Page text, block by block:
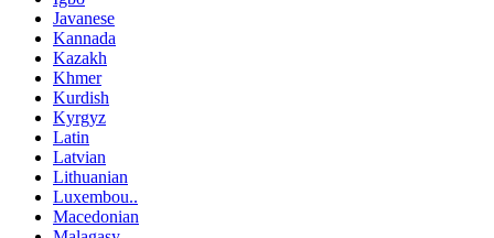
Javanese
Kannada
Kazakh
Khmer
Kurdish
Kyrgyz
Latin
Latvian
Lithuanian
Luxembou..
Macedonian